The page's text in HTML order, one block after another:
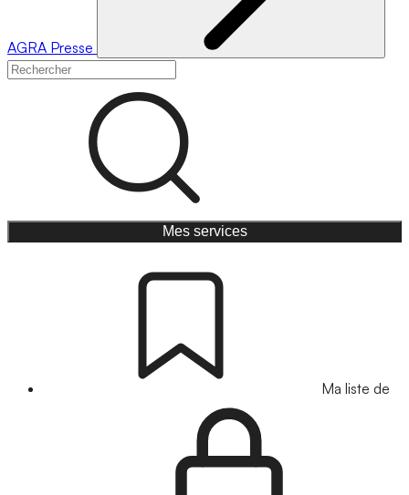
AGRA Presse
Mes services
Ma liste de